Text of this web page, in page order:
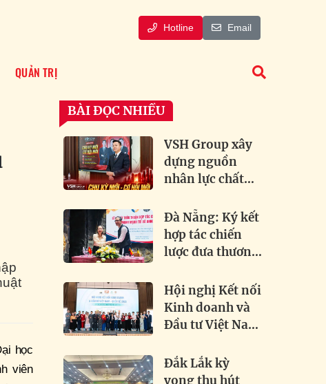
Hotline Email
QUẢN TRỊ
học
viên
BÀI ĐỌC NHIỀU
VSH Group xây
dựng nguồn
nhân lực chất
dầu xu hướng
bất động sản
Đà Nẵng: Ký kết
hợp tác chiến
lược đưa thương
của Đức về Việt
Nam
Hội nghị Kết nối
Kinh doanh và
Đầu tư Việt Nam
Khai phá tiềm
năng, thúc đẩy
Đắk Lắk kỳ
vọng thu hút